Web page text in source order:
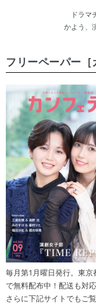
ドラマ
かよう、
フリーペーパー［
毎月第1月曜日発行。東京
で無料配布中！配送も対
さらに下記サイトでもご